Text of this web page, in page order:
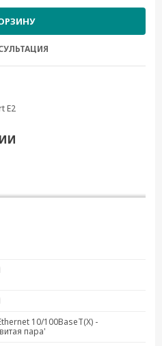
E2
10/100BaseT(X) -
пара'